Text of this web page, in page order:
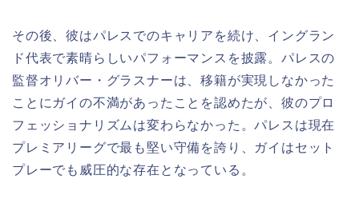
その後、彼はパレスでのキャリアを続け、イングラン
ド代表で素晴らしいパフォーマンスを披露。パレスの
監督オリバー・グラスナーは、移籍が実現しなかった
ことにガイの不満があったことを認めたが、彼のプロ
フェッショナリズムは変わらなかった。パレスは現在
プレミアリーグで最も堅い守備を誇り、ガイはセット
プレーでも威圧的な存在となっている。